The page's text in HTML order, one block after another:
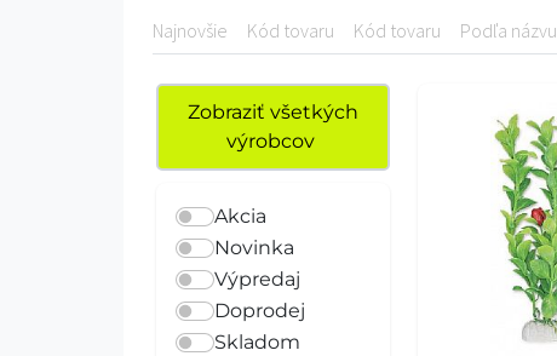
Najnovšie Kód tovaru Kód tovaru Podľa názvu
Zobraziť všetkých
výrobcov
Akcia
Novinka
Výpredaj
Doprodej
Skladom